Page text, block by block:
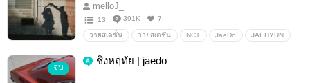
melloJ_
13 391K 7
วายสเตชั่น วายสเตชั่น NCT JaeDo JAEHYUN
จบ
ชิงหฤทัย | jaedo